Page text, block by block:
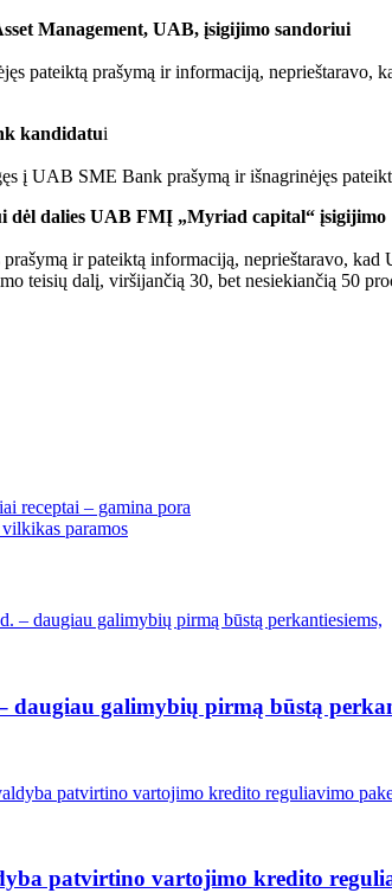
Management, UAB, įsigijimo sandoriui
pateiktą prašymą ir informaciją,
kandidatui
į UAB SME Bank prašymą ir išnagrinėjęs
dėl dalies UAB FMĮ „Myriad capital“ įsigijimo
ir pateiktą informaciją, neprieštaravo,
teisių dalį, viršijančią 30, bet nesiekiančią 50
receptai – gamina pora
paramos
daugiau galimybių pirmą būstą
patvirtino vartojimo kredito